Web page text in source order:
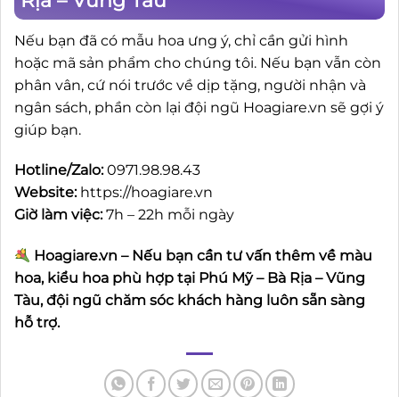
Nếu bạn đã có mẫu hoa ưng ý, chỉ cần gửi hình
hoặc mã sản phẩm cho chúng tôi. Nếu bạn vẫn còn
phân vân, cứ nói trước về dịp tặng, người nhận và
ngân sách, phần còn lại đội ngũ Hoagiare.vn sẽ gợi ý
giúp bạn.
Hotline/Zalo:0971.98.98.43
Website: https://hoagiare.vn
Giờ làm việc:7h – 22h mỗi ngày
Hoagiare.vn – Nếu bạn cần tư vấn thêm về màu
hoa, kiểu hoa phù hợp tại Phú Mỹ – Bà Rịa – Vũng
Tàu, đội ngũ chăm sóc khách hàng luôn sẵn sàng
hỗ trợ.